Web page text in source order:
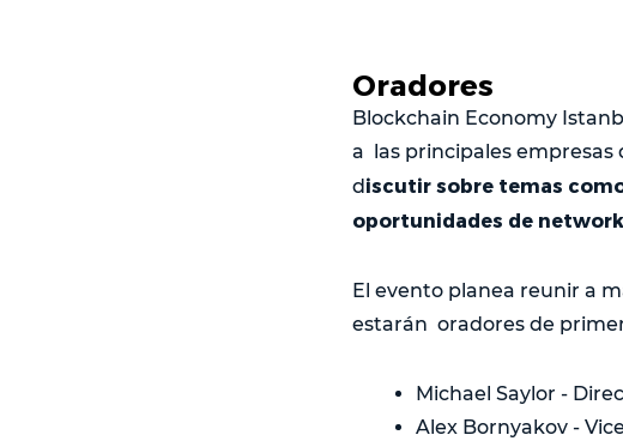
Oradores
Blockchain Economy
a las principales
d iscutir sobre temas
oportunidades de
El evento planea reunir a
estarán oradores de
Michael Saylor -
Alex Bornyakov -